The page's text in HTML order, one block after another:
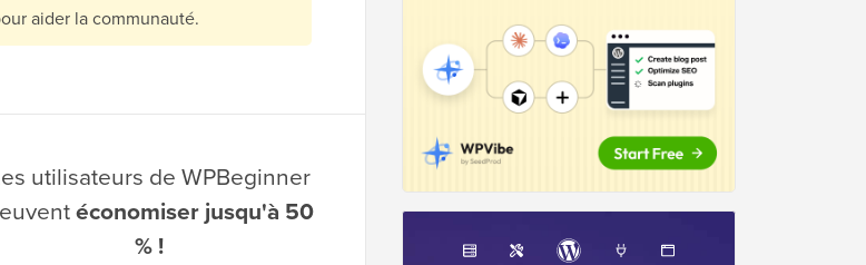
aider la communauté.
utilisateurs de WPBeginner
économiser jusqu'à 50
% !